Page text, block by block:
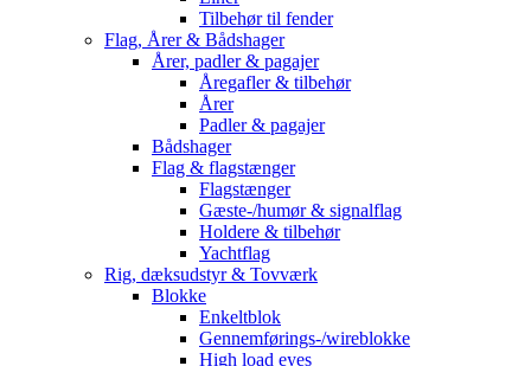
Tilbehør til fender
Flag, Årer & Bådshager
Årer, padler & pagajer
Åregafler & tilbehør
Årer
Padler & pagajer
Bådshager
Flag & flagstænger
Flagstænger
Gæste-/humør & signalflag
Holdere & tilbehør
Yachtflag
Rig, dæksudstyr & Tovværk
Blokke
Enkeltblok
Gennemførings-/wireblokke
High load eyes